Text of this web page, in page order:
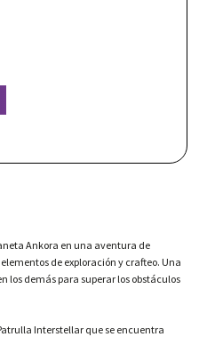
Ankora en una aventura de
de exploración y crafteo. Una
los demás para superar los obstáculos
Interstellar que se encuentra